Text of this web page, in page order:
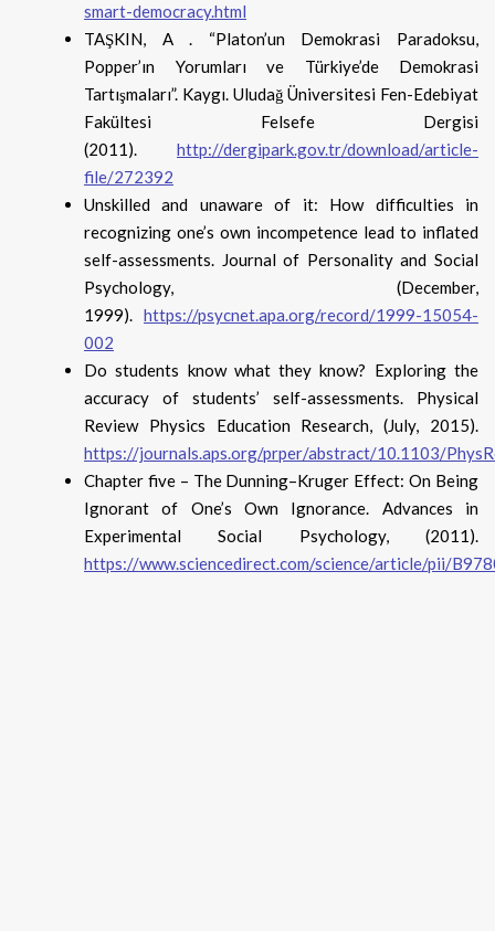
smart-democracy.html
TAŞKIN, A . “Platon’un Demokrasi Paradoksu,
Popper’ın Yorumları ve Türkiye’de Demokrasi
Tartışmaları”. Kaygı. Uludağ Üniversitesi Fen-Edebiyat
Fakültesi Felsefe Dergisi
(2011). http://dergipark.gov.tr/download/article-
file/272392
Unskilled and unaware of it: How difficulties in
recognizing one’s own incompetence lead to inflated
self-assessments. Journal of Personality and Social
Psychology, (December,
1999). https://psycnet.apa.org/record/1999-15054-
002
Do students know what they know? Exploring the
accuracy of students’ self-assessments. Physical
Review Physics Education Research, (July, 2015).
https://journals.aps.org/prper/abstract/10.1103/
Chapter five – The Dunning–Kruger Effect: On Being
Ignorant of One’s Own Ignorance. Advances in
Experimental Social Psychology, (2011).
https://www.sciencedirect.com/science/article/pii/